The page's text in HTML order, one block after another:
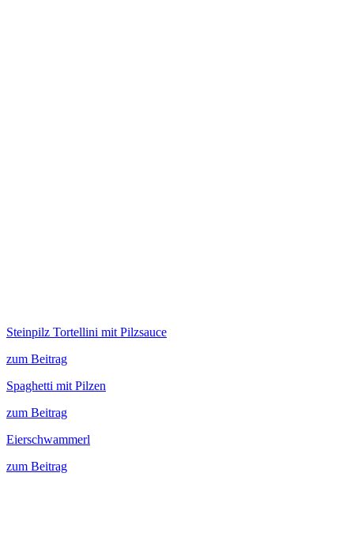
Steinpilz Tortellini mit Pilzsauce
zum Beitrag
Spaghetti mit Pilzen
zum Beitrag
Eierschwammerl
zum Beitrag